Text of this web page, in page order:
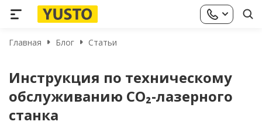
Главная Блог Статьи
Инструкция по техническому
обслуживанию CO₂-лазерного
станка